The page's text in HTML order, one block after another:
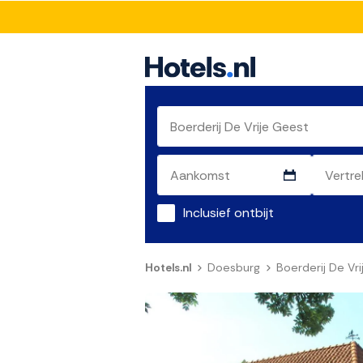
Inclusief ontbijt
Hotels.nl Doesburg Boerderij De